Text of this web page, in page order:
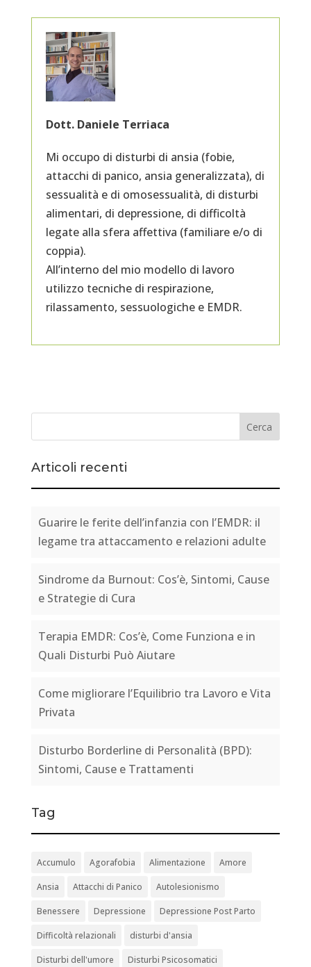
Dott. Daniele Terriaca
Mi occupo di disturbi di ansia (fobie,
attacchi di panico, ansia generalizzata), di
sessualità e di omosessualità, di disturbi
alimentari, di depressione, di difficoltà
legate alla sfera affettiva (familiare e/o di
coppia).
All’interno del mio modello di lavoro
utilizzo tecniche di respirazione,
rilassamento, sessuologiche e EMDR.
Articoli recenti
Guarire le ferite dell’infanzia con l’EMDR: il
legame tra attaccamento e relazioni adulte
Sindrome da Burnout: Cos’è, Sintomi, Cause
e Strategie di Cura
Terapia EMDR: Cos’è, Come Funziona e in
Quali Disturbi Può Aiutare
Come migliorare l’Equilibrio tra Lavoro e Vita
Privata
Disturbo Borderline di Personalità (BPD):
Sintomi, Cause e Trattamenti
Tag
Accumulo Agorafobia Alimentazione Amore
Ansia Attacchi di Panico Autolesionismo
Benessere Depressione Depressione Post Parto
Difficoltà relazionali disturbi d'ansia
Disturbi dell'umore Disturbi Psicosomatici